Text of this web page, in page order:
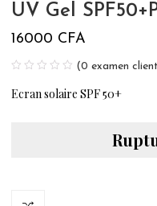
UV Gel
16000 CFA
(0 examen
Ecran solaire SPF 50+